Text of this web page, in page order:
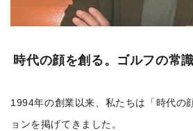
時代の顔を創る。ゴルフの常
1994年の創業以来、私たちは「時代の
ョンを掲げてきました。